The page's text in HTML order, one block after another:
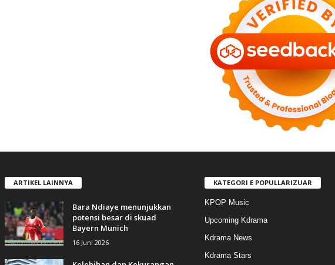
ARTIKEL LAINNYA
Bara Ndiaye menunjukkan
potensi besar di skuad
Bayern Munich
16 Juni 2026
KATEGORI E POPULLARIZUAR
KPOP Music
Upcoming Kdrama
Kdrama News
Kdrama Stars